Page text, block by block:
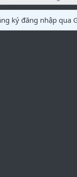
ký đăng nhập qua